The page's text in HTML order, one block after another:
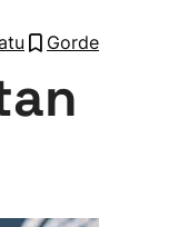
Gorde